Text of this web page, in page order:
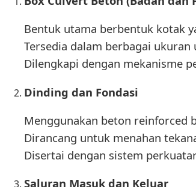
Bentuk utama berbentuk kotak
Tersedia dalam berbagai
Dilengkapi dengan mekanisme
Dinding dan Fondasi
Menggunakan beton reinforced
Dirancang untuk menahan
Disertai dengan sistem
Saluran Masuk dan Keluar